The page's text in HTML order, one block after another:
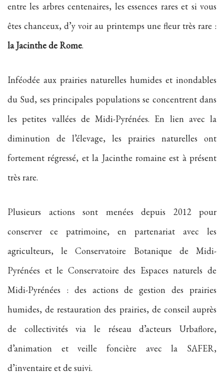
entre les arbres centenaires, les essences rares et si vous
êtes chanceux, d’y voir au printemps une fleur très rare :
la Jacinthe de Rome.
Inféodée aux prairies naturelles humides et inondables
du Sud, ses principales populations se concentrent dans
les petites vallées de Midi-Pyrénées. En lien avec la
diminution de l’élevage, les prairies naturelles ont
fortement régressé, et la Jacinthe romaine est à présent
très rare.
Plusieurs actions sont menées depuis 2012 pour
conserver ce patrimoine, en partenariat avec les
agriculteurs, le Conservatoire Botanique de Midi-
Pyrénées et le Conservatoire des Espaces naturels de
Midi-Pyrénées : des actions de gestion des prairies
humides, de restauration des prairies, de conseil auprès
de collectivités via le réseau d’acteurs Urbaflore,
d’animation et veille foncière avec la SAFER,
d’inventaire et de suivi.